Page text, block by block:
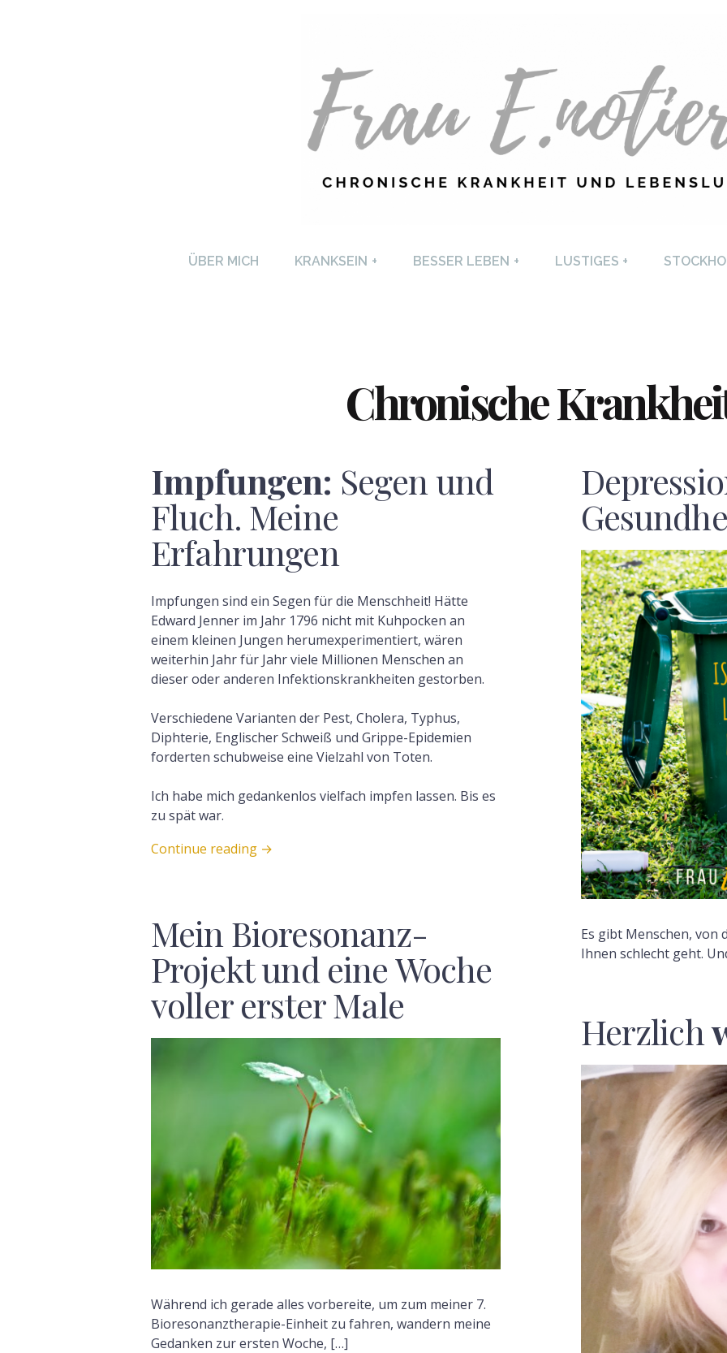
FRAU E. NOTIERT
LEBENSLUST
ÜBER MICH KRANKSEIN + BESSER LEBEN + LUSTIGES +
Chronische
Impfungen: Segen und
Fluch. Meine
Erfahrungen
Impfungen sind ein Segen für die Menschheit! Hätte
Edward Jenner im Jahr 1796 nicht mit Kuhpocken an
einem kleinen Jungen herumexperimentiert, wären
weiterhin Jahr für Jahr viele Millionen Menschen an
dieser oder anderen Infektionskrankheiten gestorben.
Verschiedene Varianten der Pest, Cholera, Typhus,
Diphterie, Englischer Schweiß und Grippe-Epidemien
forderten schubweise eine Vielzahl von Toten.
Ich habe mich gedankenlos vielfach impfen lassen. Bis es
zu spät war.
Continue reading →
Es gibt Menschen, von
Ihnen schlecht geht.
Mein Bioresonanz-
Projekt und eine Woche
voller erster Male
F
Während ich gerade alles vorbereite, um zum meiner 7.
Bioresonanztherapie-Einheit zu fahren, wandern meine
Gedanken zur ersten Woche, […]
Herzlich